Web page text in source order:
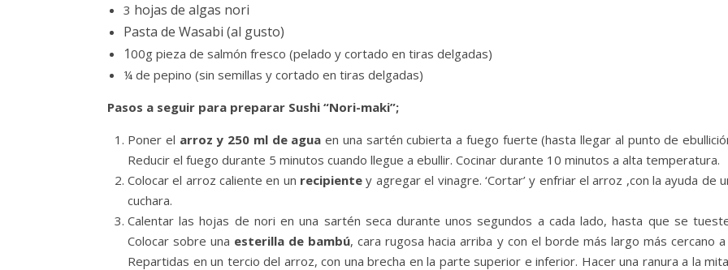
3 hojas de algas nori
Pasta de Wasabi (al gusto)
100g pieza de salmón fresco (pelado y cortado en tiras delgadas)
¼ de pepino (sin semillas y cortado en tiras delgadas)
Pasos a seguir para preparar Sushi “Nori-maki”;
Poner el arroz y 250 ml de agua en una sartén cubierta a fuego fuerte (hasta llegar al punto de
Reducir el fuego durante 5 minutos cuando llegue a ebullir. Cocinar durante 10 minutos a alta temperatura.
Colocar el arroz caliente en un recipiente y agregar el vinagre. ‘Cortar’ y enfriar el arroz ,con la ayuda de
cuchara.
Calentar las hojas de nori en una sartén seca durante unos segundos a cada lado, hasta que se
Colocar sobre una esterilla de bambú, cara rugosa hacia arriba y con el borde más largo más cercano a
Repartidas en un tercio del arroz, con una brecha en la parte superior e inferior. Hacer una ranura a la